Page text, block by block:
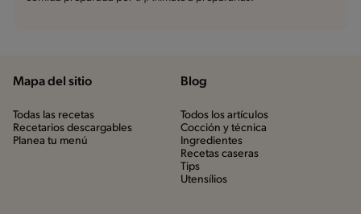
Mapa del sitio
Todas las recetas
Recetarios descargables
Planea tu menú
Blog
Todos los artículos
Cocción y técnica
Ingredientes
Recetas caseras
Tips
Utensílios